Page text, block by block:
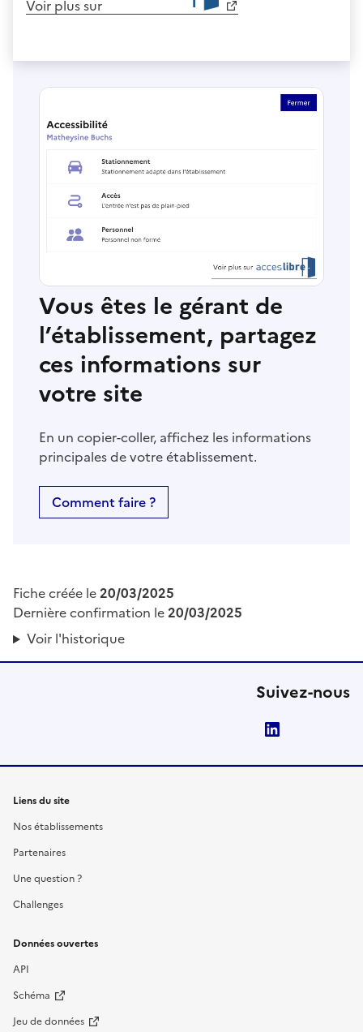
Voir plus sur
Vous êtes le gérant de
l’établissement, partagez
ces informations sur
votre site
En un copier-coller, affichez les informations
principales de votre établissement.
Comment faire ?
Fiche créée le20/03/2025
Dernière confirmation le20/03/2025
Voir l'historique
Suivez-nous
Liens du site
Nos établissements
Partenaires
Une question ?
Challenges
Données ouvertes
API
Schéma
Jeu de données